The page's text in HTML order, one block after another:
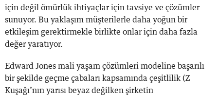
için değil ömürlük ihtiyaçlar için tavsiye ve çözümler
sunuyor. Bu yaklaşım müşterilerle daha yoğun bir
etkileşim gerektirmekle birlikte onlar için daha fazla
değer yaratıyor.
Edward Jones mali yaşam çözümleri modeline başarılı
bir şekilde geçme çabaları kapsamında çeşitlilik (Z
Kuşağı’nın yarısı beyaz değilken şirketin